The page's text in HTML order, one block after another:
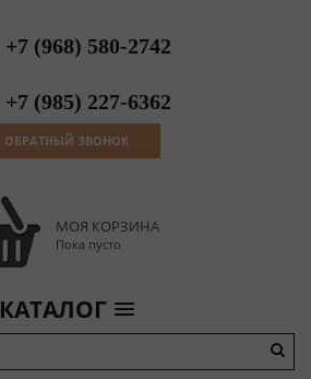
+7 (968) 580-2742
+7 (985) 227-6362
ОБРАТНЫЙ ЗВОНОК
МОЯ КОРЗИНА
Пока пусто
КАТАЛОГ